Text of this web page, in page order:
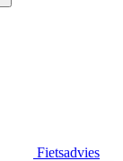
Fietsadvies